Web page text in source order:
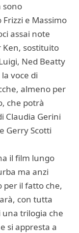
sono
e Massimo
assai note
Ken, sostituito
Ned Beatty
voce di
almeno per
che potrà
Claudia Gerini
Gerry Scotti
il film lungo
ma anzi
per il fatto che,
con tutta
una trilogia che
si appresta a